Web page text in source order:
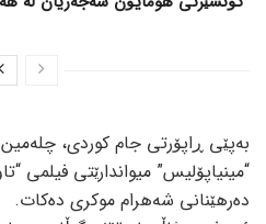
بەپێی ڕاپۆرتی جام کوردی،
“مینیاپۆلیس” میواندارێتی فیلمی
دەرهێنانی شەهرام موکری دەکات.